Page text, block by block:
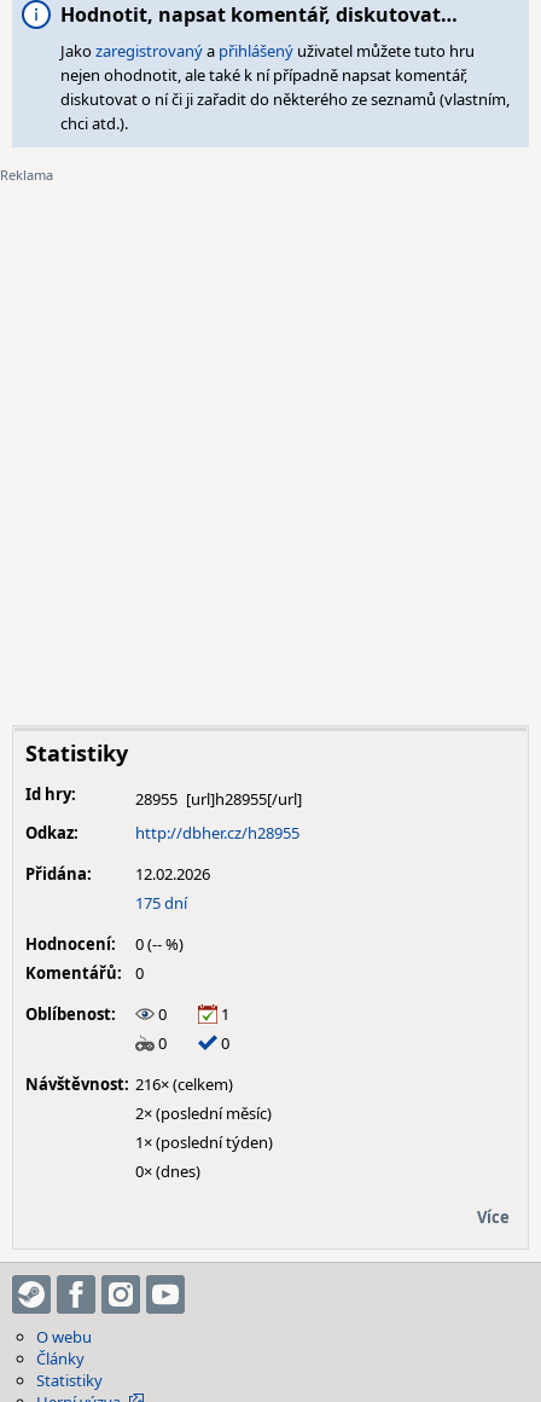
Hodnotit, napsat komentář, diskutovat…
Jakozaregistrovanýa přihlášený uživatel můžete tuto hru
nejen ohodnotit, ale také k ní případně napsat komentář,
diskutovat o ní či ji zařadit do některého ze seznamů (vlastním,
chci atd.).
Statistiky
Id hry:
28955
Odkaz:
http://dbher.cz/h28955
Přidána:
12.02.2026
175 dní
Hodnocení:
0 (-- %)
Komentářů:
0
Oblíbenost:
0
1
0
0
Návštěvnost: 216× (celkem)
2× (poslední měsíc)
1× (poslední týden)
0× (dnes)
Více
O webu
Články
Statistiky